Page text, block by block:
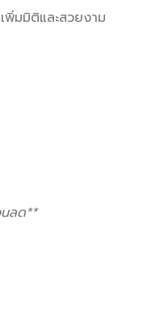
พิ่มมิติและสวยงาม
ลด**